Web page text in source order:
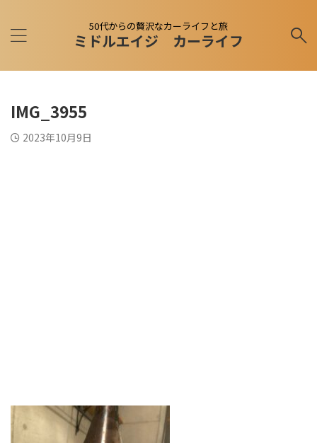
50代からの贅沢なカーライフと旅
ミドルエイジ カーライフ
IMG_3955
2023年10月9日